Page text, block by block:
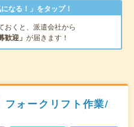
なる！」をタップ！
おくと、派遣会社から
歓迎」 が届きます！
フォークリフト作業/